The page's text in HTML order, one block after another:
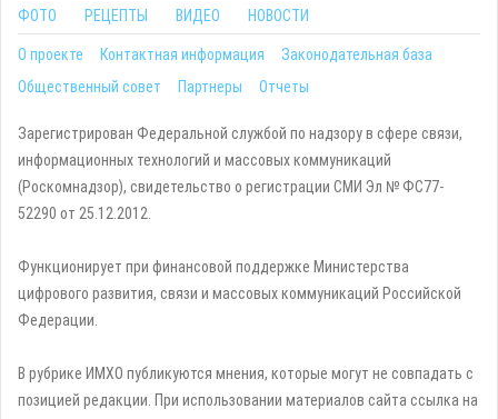
ФОТО
РЕЦЕПТЫ ВИДЕО НОВОСТИ
О проекте Контактная информация
Законодательная база
Общественный совет
Партнеры Отчеты
Зарегистрирован Федеральной службой по надзору в сфере связи,
информационных технологий и массовых коммуникаций
(Роскомнадзор), свидетельство о регистрации СМИ Эл № ФС77-
52290 от 25.12.2012.
Функционирует при финансовой поддержке Министерства
цифрового развития, связи и массовых коммуникаций Российской
Федерации.
В рубрике ИМХО публикуются мнения, которые могут не совпадать с
позицией редакции. При использовании материалов сайта ссылка на